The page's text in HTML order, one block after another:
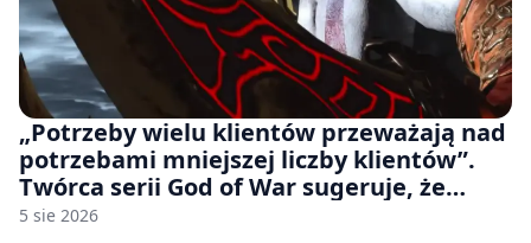
„Potrzeby wielu klientów przeważają nad
potrzebami mniejszej liczby klientów”.
Twórca serii God of War sugeruje, że
rozumie, dlaczego Sony rezygnuje z gier
5 sie 2026